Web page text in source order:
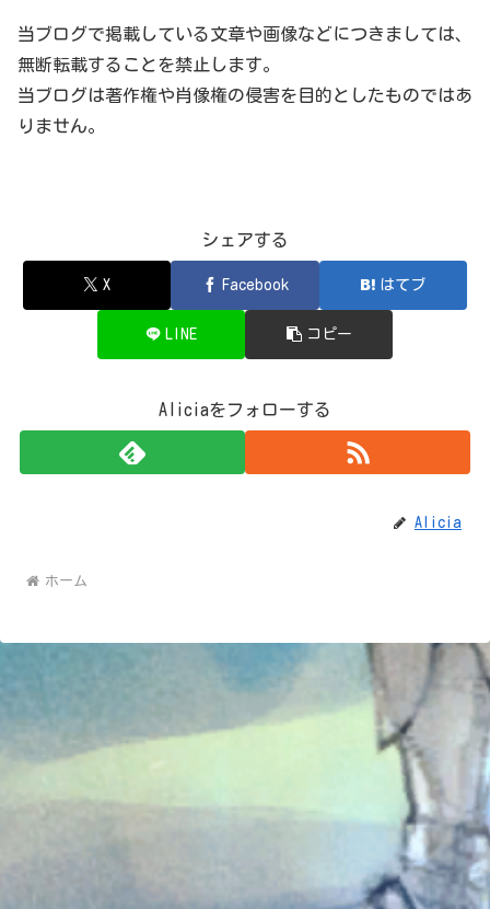
当ブログで掲載している文章や画像などにつきましては、
無断転載することを禁止します。
当ブログは著作権や肖像権の侵害を目的としたものではあ
りません。
シェアする
X Facebook はてブ
LINE コピー
Aliciaをフォローする
Alicia
ホーム